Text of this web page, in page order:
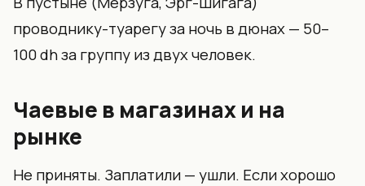
проводнику-туарегу за ночь в дюнах — 50–
100 dh за группу из двух человек.
Чаевые в магазинах и на
рынке
Не приняты. Заплатили — ушли. Если хорошо